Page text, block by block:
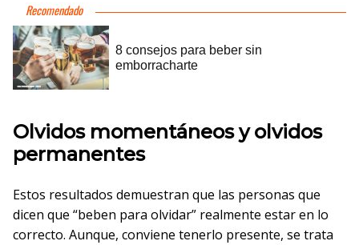
Olvidos momentáneos y olvidos
permanentes
Estos resultados demuestran que las personas que
dicen que “beben para olvidar” realmente estar en lo
correcto. Aunque, conviene tenerlo presente, se trata